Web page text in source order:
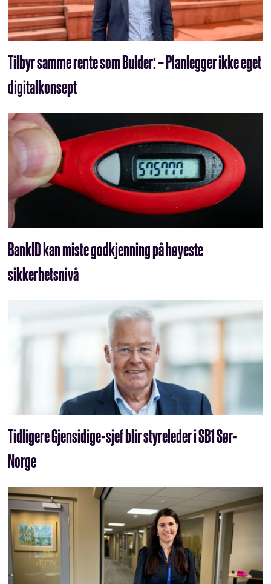
Tilbyr samme rente som Bulder: – Planlegger ikke eget
digitalkonsept
BankID kan miste godkjenning på høyeste
sikkerhetsnivå
Tidligere Gjensidige-sjef blir styreleder i SB1 Sør-
Norge